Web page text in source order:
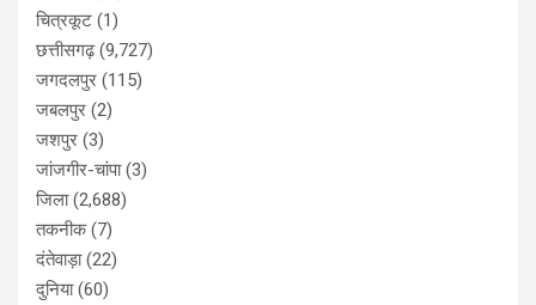
चित्रकूट (1)
छत्तीसगढ़(9,727)
जगदलपुर (115)
जबलपुर (2)
जशपुर (3)
जांजगीर-चांपा(3)
जिला(2,688)
तकनीक(7)
दंतेवाड़ा(22)
दुनिया(60)